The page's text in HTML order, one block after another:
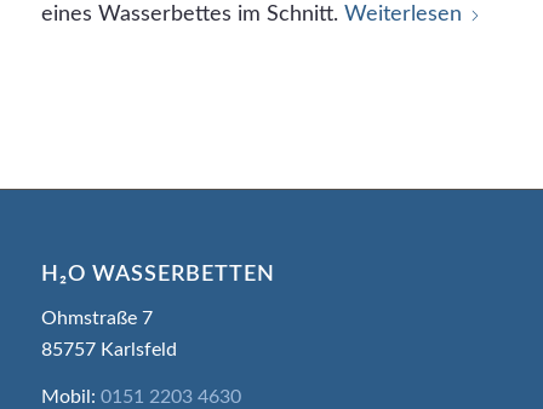
eines Wasserbettes im Schnitt. Weiterlesen
H₂O WASSERBETTEN
Ohmstraße 7
85757 Karlsfeld
Mobil: 0151 2203 4630